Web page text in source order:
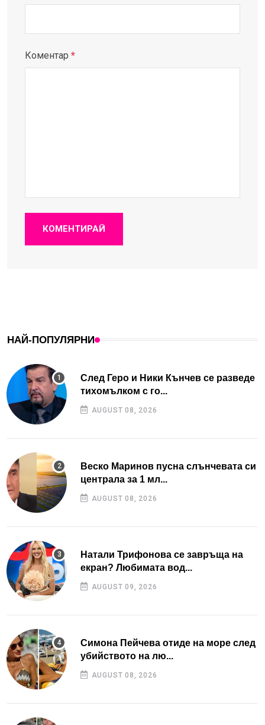
Коментар *
КОМЕНТИРАЙ
НАЙ-ПОПУЛЯРНИ
След Геро и Ники Кънчев се разведе
тихомълком с го...
AUGUST 08, 2026
Веско Маринов пусна слънчевата си
централа за 1 мл...
AUGUST 08, 2026
Натали Трифонова се завръща на
екран? Любимата вод...
AUGUST 09, 2026
Симона Пейчева отиде на море след
убийството на лю...
AUGUST 08, 2026